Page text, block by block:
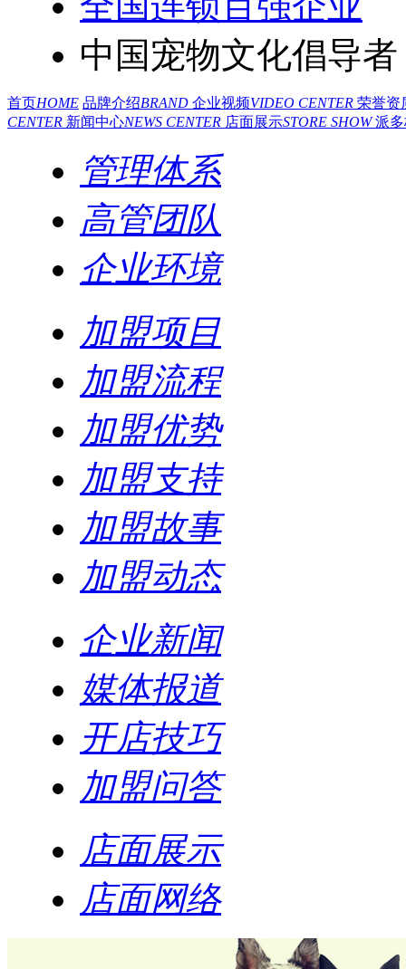
中国宠物文化倡导者
首页HOME 品牌介绍BRAND 企业视频VIDEO CENTER 荣誉资
CENTER 新闻中心NEWS CENTER 店面展示STORE SHOW派
管理体系
高管团队
企业环境
加盟项目
加盟流程
加盟优势
加盟支持
加盟故事
加盟动态
企业新闻
媒体报道
开店技巧
加盟问答
店面展示
店面网络